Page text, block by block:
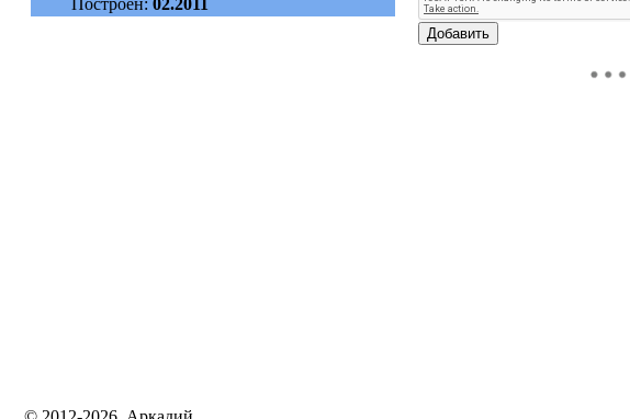
Построен: 02.2011